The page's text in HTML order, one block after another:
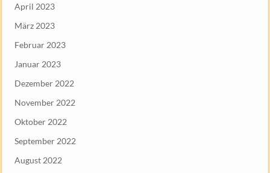
April 2023
März 2023
Februar 2023
Januar 2023
Dezember 2022
November 2022
Oktober 2022
September 2022
August 2022